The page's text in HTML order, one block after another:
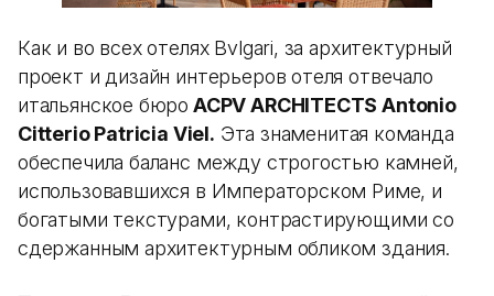
Как и во всех отелях Bvlgari, за архитектурный
проект и дизайн интерьеров отеля отвечало
итальянское бюро ACPV ARCHITECTS Antonio
Citterio Patricia Viel. Эта знаменитая команда
обеспечила баланс между строгостью камней,
использовавшихся в Императорском Риме, и
богатыми текстурами, контрастирующими со
сдержанным архитектурным обликом здания.